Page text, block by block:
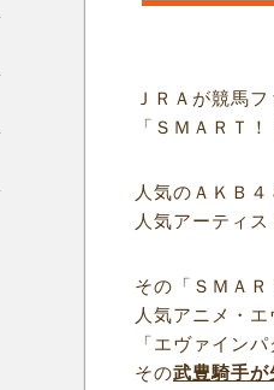
ＪＲＡが競馬
「ＳＭＡＲＴ
人気のＡＫＢ
人気アーティ
その「ＳＭＡＲ
人気アニメ・
「エヴァイン
その武豊騎手が